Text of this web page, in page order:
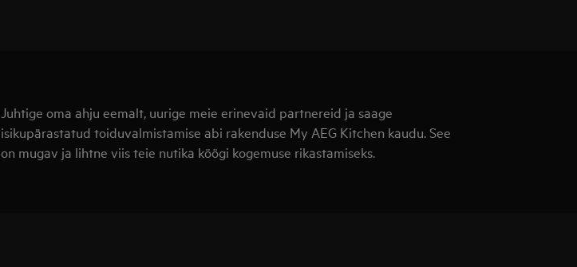
Juhtige oma ahju eemalt, uurige meie erinevaid partnereid ja saage
isikupärastatud toiduvalmistamise abi rakenduse My AEG Kitchen kaudu. See
on mugav ja lihtne viis teie nutika köögi kogemuse rikastamiseks.